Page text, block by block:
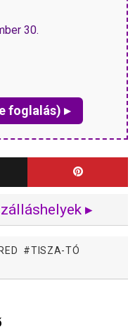
30.
foglalás) ▸
▸
TISZA-TÓ